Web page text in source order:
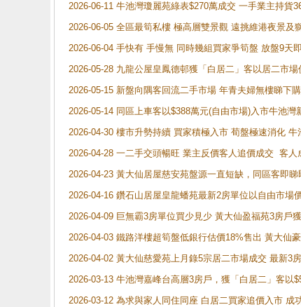
2026-06-11 牛池灣瓊麗苑綠表$270萬成交 一手業主持貨
2026-06-05 全區最筍私樓 極高層雙景觀 遠挑維港夜景
2026-06-04 手快有 手慢無 同時幾組買家爭筍盤 放盤9天
2026-05-28 九龍公屋皇鳳德邨獲「白居二」客以居二市
2026-05-15 新盤向隅客回流二手市場 年青夫婦無樓睇下
2026-05-14 同區上車客以$388萬元(自由市場)入市牛池
2026-04-30 樓市升勢持續 買家積極入市 荀盤極速消化
2026-04-28 一二手交頭暢旺 業主反價客人追價成交 客
2026-04-23 黃大仙居屋慈安苑盤源一直短缺，同區客即
2026-04-16 鑽石山居屋皇龍蟠苑最新2房單位以自由市場
2026-04-09 巨無霸3房單位買少見少 黃大仙盈福苑3房戶
2026-04-03 鐵路洋樓超筍盤低銀行估價18%售出 黃大仙
2026-04-02 黃大仙慈愛苑上月錄5宗居二市場成交 最新3
2026-03-13 牛池灣嘉峰台高層3房戶，獲「白居二」客以
2026-03-12 為求與家人同住同座 白居二買家追價入市 成